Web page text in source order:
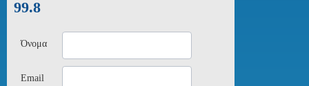
99.8
Όνομα
Email